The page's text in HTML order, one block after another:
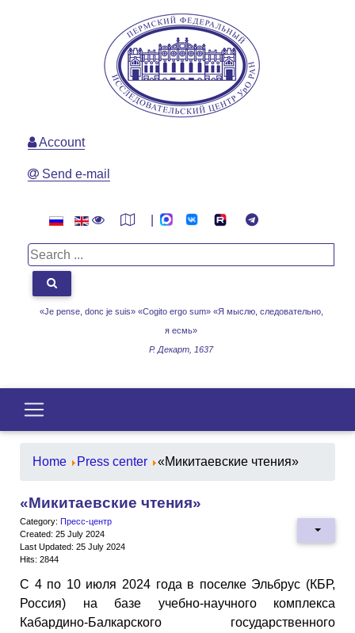
«Je pense, donc je suis» «Cogito ergo sum» «Я мыслю, следовательно,
я есмь»
Р. Декарт, 1637
Account
Send e-mail
Home Press center «Микитаевские чтения»
«Микитаевские чтения»
Category: Пресс-центр
Created: 25 July 2024
Last Updated: 25 July 2024
Hits: 2844
С 4 по 10 июля 2024 года в поселке Эльбрус (КБР,
Россия) на базе учебно-научного комплекса
Кабардино-Балкарского государственного